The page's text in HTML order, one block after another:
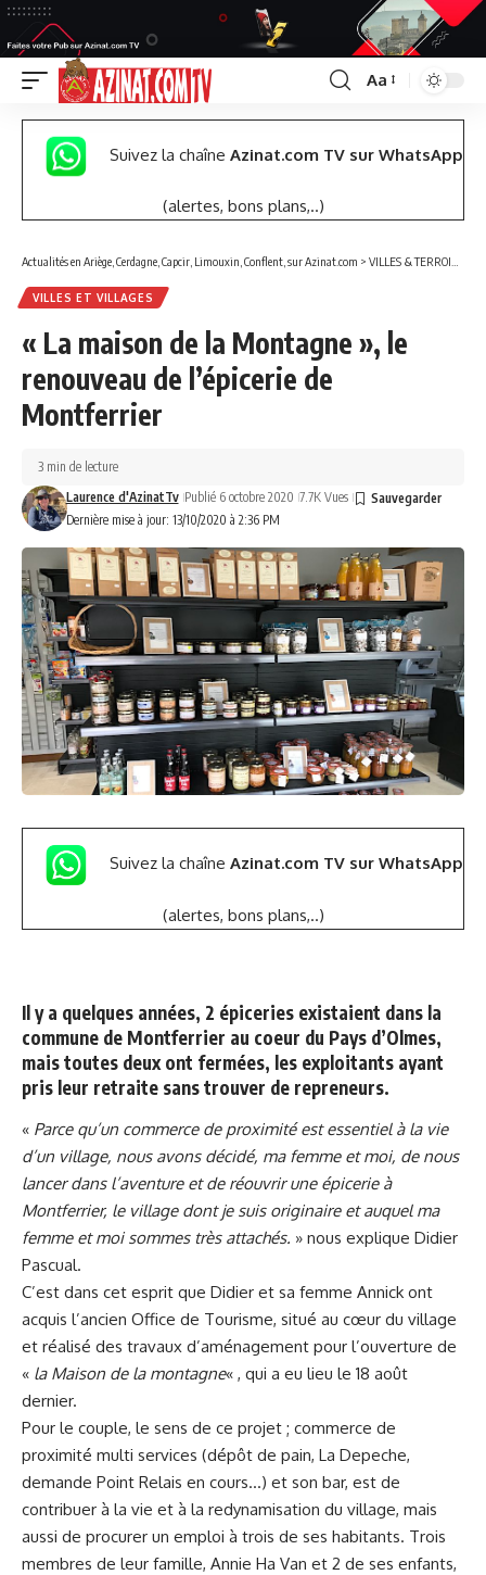
Font
Resizer
Aa
Suivez la chaîne Azinat.com TV sur WhatsApp
(alertes, bons plans,..)
Actualités en Ariège, Cerdagne, Capcir, Limouxin, Conflent, sur Azinat.com > VILLES & TERROIRS DES PYRÉNÉES EST
VILLES ET VILLAGES
« La maison de la Montagne », le
renouveau de l’épicerie de
Montferrier
Dernière mise à jour: 13/10/2020 à 2:36 PM
Laurence d'AzinatTv Publié 6 octobre 2020 7.7K Vues
3 min de lecture
Suivez la chaîne Azinat.com TV sur WhatsApp
(alertes, bons plans,..)
Il y a quelques années, 2 épiceries existaient dans la
commune de Montferrier au coeur du Pays d’Olmes,
mais toutes deux ont fermées, les exploitants ayant
pris leur retraite sans trouver de repreneurs.
« Parce qu’un commerce de proximité est essentiel à la vie
d’un village, nous avons décidé, ma femme et moi, de nous
lancer dans l’aventure et de réouvrir une épicerie à
Montferrier, le village dont je suis originaire et auquel ma
femme et moi sommes très attachés. » nous explique Didier
Pascual.
C’est dans cet esprit que Didier et sa femme Annick ont
acquis l’ancien Office de Tourisme, situé au cœur du village
et réalisé des travaux d’aménagement pour l’ouverture de
« la Maison de la montagne« , qui a eu lieu le 18 août
dernier.
Pour le couple, le sens de ce projet ; commerce de
proximité multi services (dépôt de pain, La Depeche,
demande Point Relais en cours…) et son bar, est de
contribuer à la vie et à la redynamisation du village, mais
aussi de procurer un emploi à trois de ses habitants. Trois
membres de leur famille, Annie Ha Van et 2 de ses enfants,